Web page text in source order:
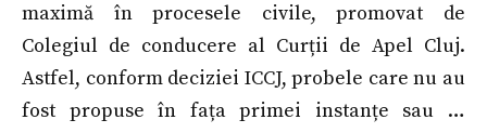
maximă în procesele civile, promovat de
Colegiul de conducere al Curții de Apel Cluj.
Astfel, conform deciziei ICCJ, probele care nu au
fost propuse în fața primei instanțe sau …